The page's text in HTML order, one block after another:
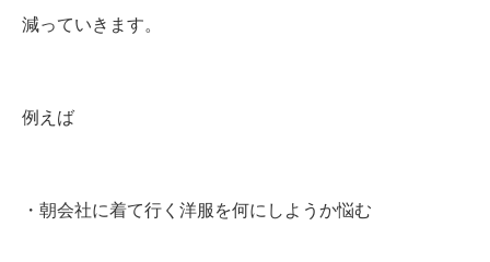
減っていきます。
例えば
・朝会社に着て行く洋服を何にしようか悩む